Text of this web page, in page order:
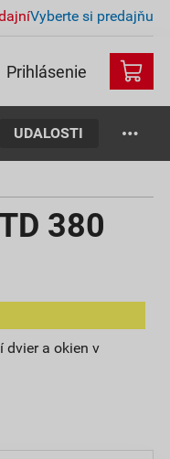
Vyberte si predajňu
Prihlásenie
UDALOSTI
380
dvier a okien v